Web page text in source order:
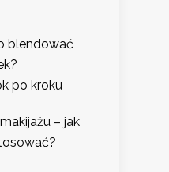
blendować
po kroku
– jak